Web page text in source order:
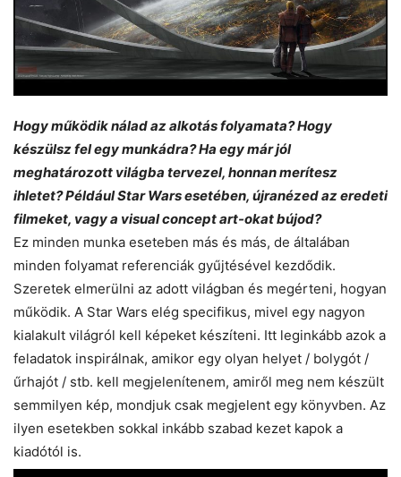
Hogy működik nálad az alkotás folyamata? Hogy
készülsz fel egy munkádra? Ha egy már jól
meghatározott világba tervezel, honnan merítesz
ihletet? Például Star Wars esetében, újranézed az eredeti
filmeket, vagy a visual concept art-okat bújod?
Ez minden munka eseteben más és más, de általában
minden folyamat referenciák gyűjtésével kezdődik.
Szeretek elmerülni az adott világban és megérteni, hogyan
működik. A Star Wars elég specifikus, mivel egy nagyon
kialakult világról kell képeket készíteni. Itt leginkább azok a
feladatok inspirálnak, amikor egy olyan helyet / bolygót /
űrhajót / stb. kell megjelenítenem, amiről meg nem készült
semmilyen kép, mondjuk csak megjelent egy könyvben. Az
ilyen esetekben sokkal inkább szabad kezet kapok a
kiadótól is.